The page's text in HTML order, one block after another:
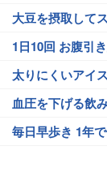
大豆を摂取して
1日10回 お腹引
太りにくいアイ
血圧を下げる飲
毎日早歩き 1年